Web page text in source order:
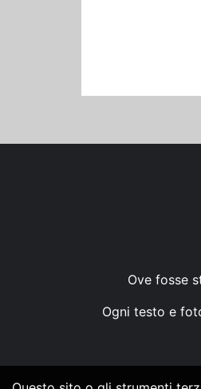
Ove fosse
Ogni testo e